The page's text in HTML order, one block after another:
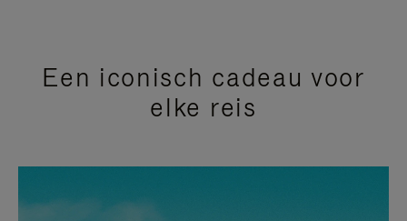
Een iconisch cadeau voor
elke reis